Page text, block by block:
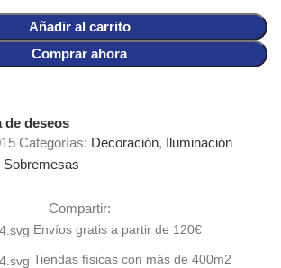
Añadir al carrito
Comprar ahora
de deseos
Categorías: Decoración, Iluminación
Sobremesas
Compartir:
Envíos gratis a partir de 120€
Tiendas físicas con más de 400m2